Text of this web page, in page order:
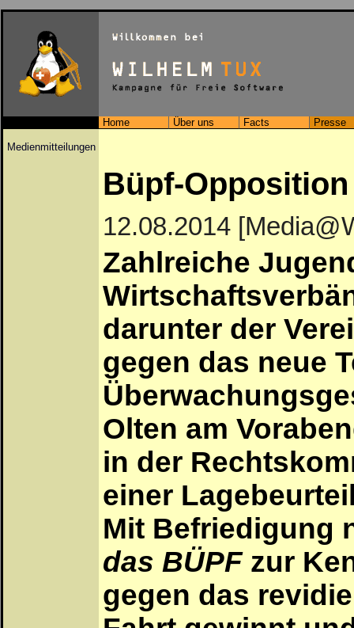
Home Über uns Facts Presse
Medienmitteilungen
Büpf-
12.08.2014
Zahlreiche
darunter der
gegen das neue
Olten am
in der
einer
Mit Befriedigung
das BÜPFzur
gegen das